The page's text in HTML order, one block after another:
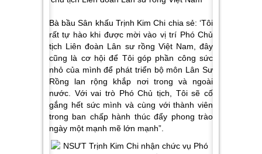
Bà bầu Sân khấu Trịnh Kim Chi chia sẻ: ‘Tôi
rất tự hào khi được mời vào vị trí Phó Chủ
tịch Liên đoàn Lân sư rồng Việt Nam, đây
cũng là cơ hội để Tôi góp phần công sức
nhỏ của mình để phát triển bộ môn Lân Sư
Rồng lan rộng khắp nơi trong và ngoài
nước. Với vai trò Phó Chủ tịch, Tôi sẽ cố
gắng hết sức mình và cùng với thành viên
trong ban chấp hành thúc đẩy phong trào
ngày một mạnh mẽ lớn mạnh”.